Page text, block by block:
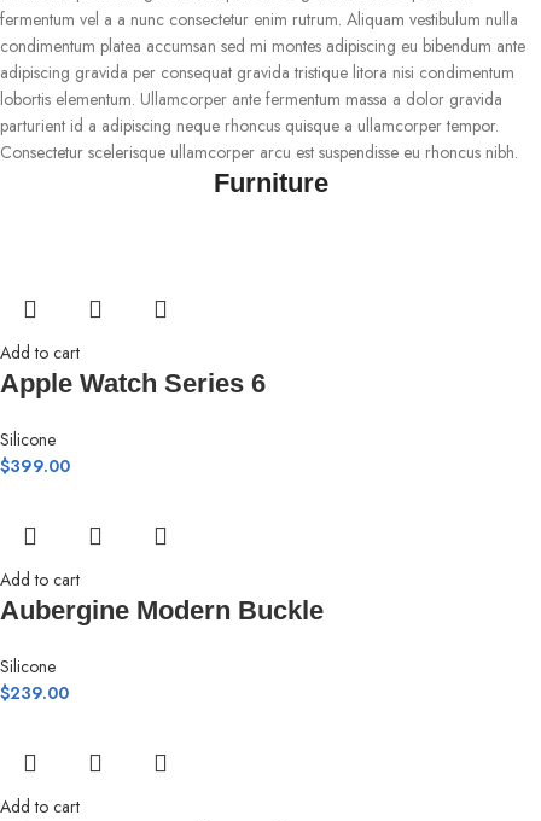
fermentum vel a a nunc consectetur enim rutrum. Aliquam vestibulum nulla
condimentum platea accumsan sed mi montes adipiscing eu bibendum ante
adipiscing gravida per consequat gravida tristique litora nisi condimentum
lobortis elementum. Ullamcorper ante fermentum massa a dolor gravida
parturient id a adipiscing neque rhoncus quisque a ullamcorper tempor.
Consectetur scelerisque ullamcorper arcu est suspendisse eu rhoncus nibh.
Furniture
Add to cart
Apple Watch Series 6
Silicone
$399.00
Add to cart
Aubergine Modern Buckle
Silicone
$239.00
Add to cart